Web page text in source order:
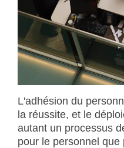
L'adhésion du
la réussite, et le
autant un processus
pour le personnel que